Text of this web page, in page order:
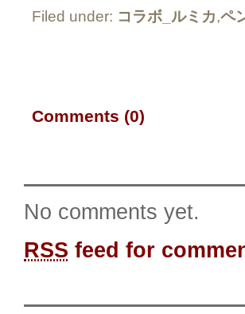
Filed under: コラボ_ルミカ,ペ
Comments (0)
No comments yet.
RSS feed for